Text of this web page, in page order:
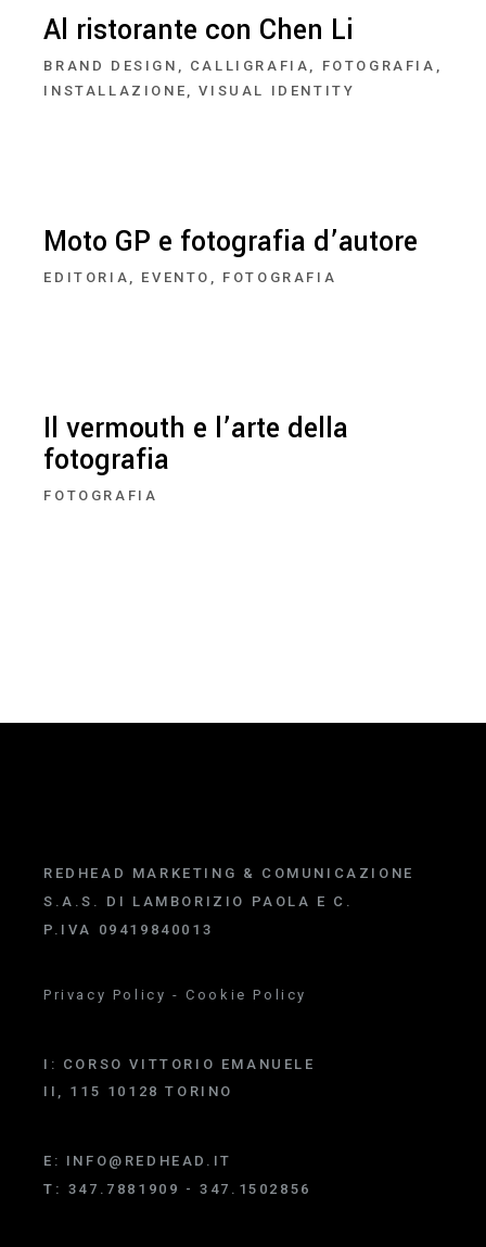
Al ristorante con Chen Li
BRAND DESIGN CALLIGRAFIA
FOTOGRAFIA
INSTALLAZIONE
VISUAL IDENTITY
Moto GP e fotografia d’autore
EDITORIA EVENTO FOTOGRAFIA
Il vermouth e l’arte della
fotografia
FOTOGRAFIA
REDHEAD MARKETING & COMUNICAZIONE
S.A.S. DI LAMBORIZIO PAOLA E C.
P.IVA 09419840013
Privacy Policy -Cookie Policy
I: CORSO VITTORIO EMANUELE
II, 115 10128 TORINO
E: INFO@REDHEAD.IT
T: 347.7881909 - 347.1502856